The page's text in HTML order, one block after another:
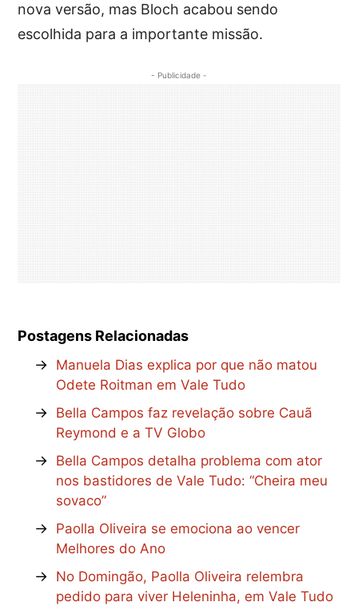
nova versão, mas Bloch acabou sendo
escolhida para a importante missão.
- Publicidade -
Postagens Relacionadas
→ Manuela Dias explica por que não matou
Odete Roitman em Vale Tudo
→ Bella Campos faz revelação sobre Cauã
Reymond e a TV Globo
→ Bella Campos detalha problema com ator
nos bastidores de Vale Tudo: “Cheira meu
sovaco”
→ Paolla Oliveira se emociona ao vencer
Melhores do Ano
→ No Domingão, Paolla Oliveira relembra
pedido para viver Heleninha, em Vale Tudo